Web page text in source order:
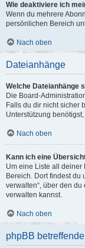
Wie deaktiviere ich
Wenn du mehrere
persönlichen Bereich
Nach oben
Dateianhänge
Welche Dateianhänge
Die Board-
Falls du dir nicht sicher
Unterstützung
Nach oben
Kann ich eine
Um eine Liste all
Bereich. Dort findest du
verwalten“, über den
verwalten kannst.
Nach oben
phpBB